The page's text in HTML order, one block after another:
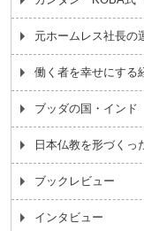
元ホームレス社長の
働く者を幸せにする
ブッダの国・インド
日本仏教を形づくっ
ブックレビュー
インタビュー